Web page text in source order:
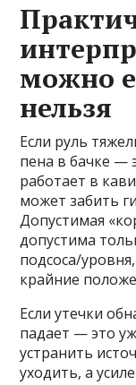
можно
нельзя
Если руль
пена в бачке —
работает в
может забить
Допустимая
допустима
подсоса/
крайние
Если утечки
падает — это
устранить
уходить, а